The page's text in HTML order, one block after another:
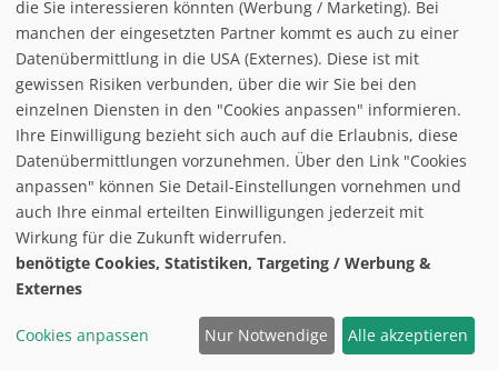
Höhe:
Sessellift:
2
3
die Sie interessieren könnten (Werbung / Marketing). Bei
manchen der eingesetzten Partner kommt es auch zu einer
Datenübermittlung in die USA (Externes). Diese ist mit
gewissen Risiken verbunden, über die wir Sie bei den
einzelnen Diensten in den "Cookies anpassen" informieren.
Ihre Einwilligung bezieht sich auch auf die Erlaubnis, diese
Datenübermittlungen vorzunehmen. Über den Link "Cookies
anpassen" können Sie Detail-Einstellungen vornehmen und
auch Ihre einmal erteilten Einwilligungen jederzeit mit
Wirkung für die Zukunft widerrufen.
benötigte Cookies, Statistiken, Targeting / Werbung &
Externes
Cookies anpassen Nur Notwendige Alle akzeptieren